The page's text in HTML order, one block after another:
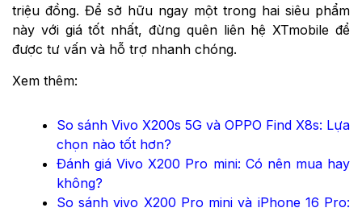
triệu đồng. Để sở hữu ngay một trong hai siêu phẩm
này với giá tốt nhất, đừng quên liên hệ XTmobile để
được tư vấn và hỗ trợ nhanh chóng.
Xem thêm:
So sánh Vivo X200s 5G và OPPO Find X8s: Lựa
chọn nào tốt hơn?
Đánh giá Vivo X200 Pro mini: Có nên mua hay
không?
So sánh vivo X200 Pro mini và iPhone 16 Pro: